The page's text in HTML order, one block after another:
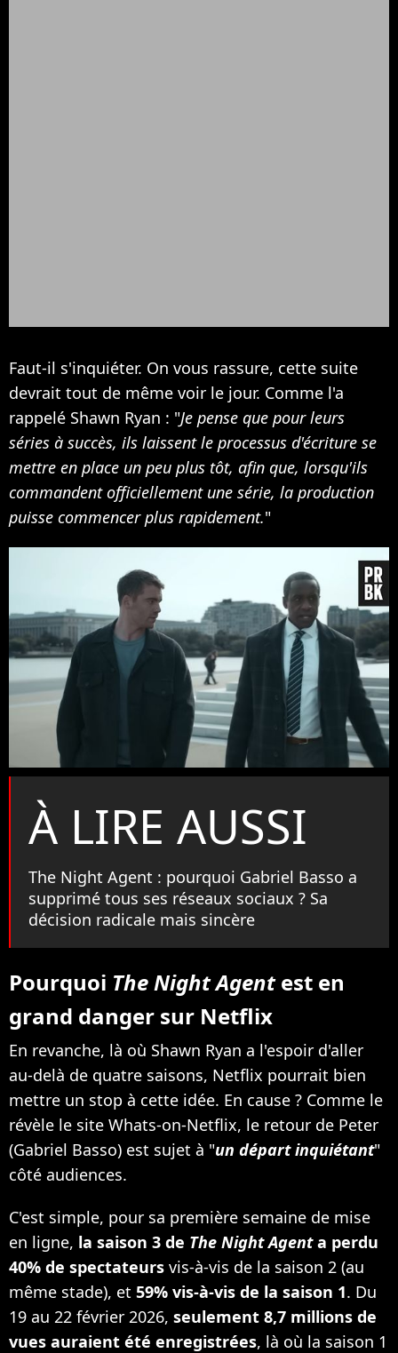
Faut-il s'inquiéter. On vous rassure, cette suite
devrait tout de même voir le jour. Comme l'a
rappelé Shawn Ryan : "Je pense que pour leurs
séries à succès, ils laissent le processus d'écriture se
mettre en place un peu plus tôt, afin que, lorsqu'ils
commandent officiellement une série, la production
puisse commencer plus rapidement."
À LIRE AUSSI
The Night Agent : pourquoi Gabriel Basso a
supprimé tous ses réseaux sociaux ? Sa
décision radicale mais sincère
Pourquoi The Night Agentest en
grand danger sur Netflix
En revanche, là où Shawn Ryan a l'espoir d'aller
au-delà de quatre saisons, Netflix pourrait bien
mettre un stop à cette idée. En cause ? Comme le
révèle le site Whats-on-Netflix, le retour de Peter
(Gabriel Basso) est sujet à "un départ inquiétant"
côté audiences.
C'est simple, pour sa première semaine de mise
en ligne, la saison 3 de The Night Agenta perdu
40% de spectateurs vis-à-vis de la saison 2 (au
même stade), et 59% vis-à-vis de la saison 1. Du
19 au 22 février 2026, seulement 8,7 millions de
vues auraient été enregistrées, là où la saison 1